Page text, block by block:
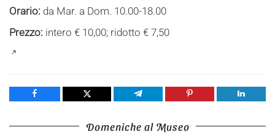
Orario: da Mar. a Dom. 10.00-18.00
Prezzo: intero € 10,00; ridotto € 7,50
Domeniche al Museo